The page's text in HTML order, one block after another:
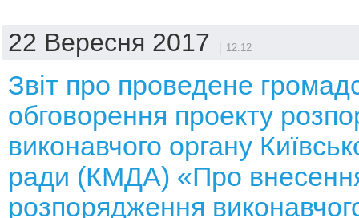
22 Вересня 2017 12:12
Звіт про проведене
обговорення проекту
виконавчого органу
ради (КМДА) «Про
розпорядження